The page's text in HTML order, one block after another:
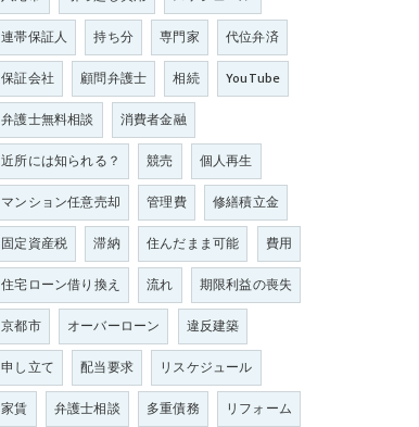
連帯保証人
持ち分 専門家
代位弁済
保証会社
顧問弁護士 相続
YouTube
弁護士無料相談
消費者金融
近所には知られる？
競売
個人再生
マンション任意売却
管理費
修繕積立金
固定資産税
滞納 住んだまま可能
費用
住宅ローン借り換え
流れ
期限利益の喪失
京都市
オーバーローン
違反建築
申し立て
配当要求
リスケジュール
家賃
弁護士相談 多重債務
リフォーム